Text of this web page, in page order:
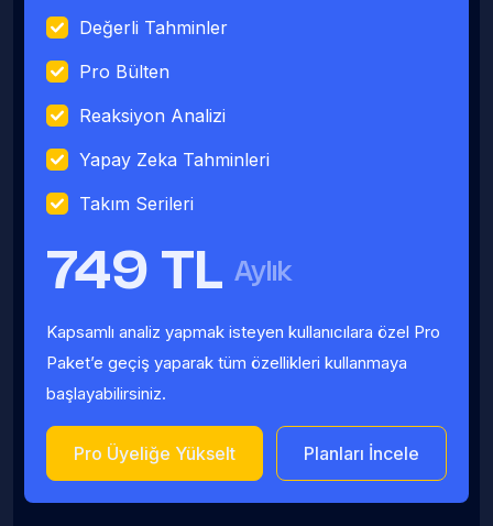
Değerli Tahminler
Pro Bülten
Reaksiyon Analizi
Yapay Zeka Tahminleri
Takım Serileri
749 TL Aylık
Kapsamlı analiz yapmak isteyen kullanıcılara özel Pro
Paket’e geçiş yaparak tüm özellikleri kullanmaya
başlayabilirsiniz.
Pro Üyeliğe Yükselt Planları İncele